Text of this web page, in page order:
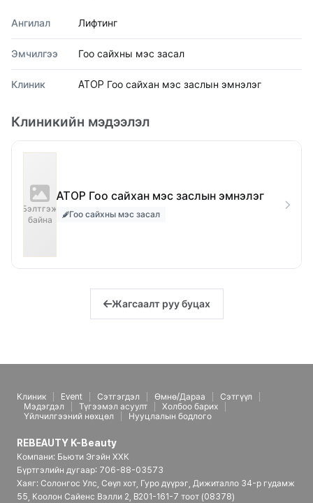
Ангилал Лифтинг
Эмчилгээ Гоо сайхны мэс засал
Клиник ATOP Гоо сайхан мэс заслын эмнэлэг
Клиникийн мэдээлэл
Бэлтгэж
байна
ATOP Гоо сайхан мэс заслын эмнэлэг
Гоо сайхны мэс засал
Жагсаалт руу буцах
Клиник Event Сэтгэгдэл Өмнө/Дараа
Сэтгүүл
Мэдэгдэл
Түгээмэл асуулт
Холбоо барих
Үйлчилгээний нөхцөл
Нууцлалын бодлого
REBEAUTY K-Beauty
Компани: Бьюти Эгэйн ХХК
Бүртгэлийн дугаар: 706-88-03573
Хаяг: Солонгос Улс, Сөүл хот, Гуро дүүрэг, Дижиталло 34-р гудамж
55, Коолон Сайенс Вэлли 2, B201-161-7 тоот (08378)